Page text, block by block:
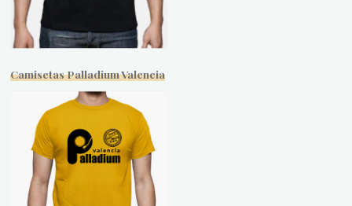
Camisetas Palladium Valencia